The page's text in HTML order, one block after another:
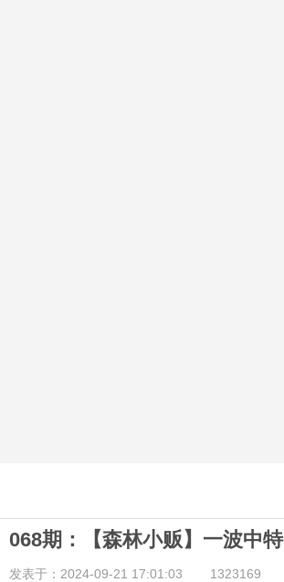
068期：【森林小贩】一波中特
发表于：2024-09-21 17:01:03 1323169